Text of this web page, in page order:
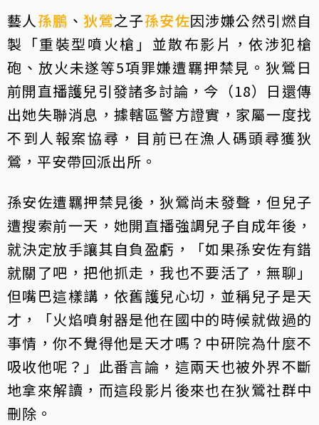
藝人孫鵬 、 狄鶯之子孫安佐因涉嫌公然引燃自
製「重裝型噴火槍」並散布影片，依涉犯槍
砲、放火未遂等5項罪嫌遭羈押禁見。狄鶯日
前開直播護兒引發諸多討論，今（18）日還傳
出她失聯消息，據轄區警方證實，家屬一度找
不到人報案協尋，目前已在漁人碼頭尋獲狄
鶯，平安帶回派出所。
孫安佐遭羈押禁見後，狄鶯尚未發聲，但兒子
遭搜索前一天，她開直播強調兒子自成年後，
就決定放手讓其自負盈虧，「如果孫安佐有錯
就關了吧，把他抓走，我也不要活了，無聊」
但嘴巴這樣講，依舊護兒心切，並稱兒子是天
才，「火焰噴射器是他在國中的時候就做過的
事情，你不覺得他是天才嗎？中研院為什麼不
吸收他呢？」此番言論，這兩天也被外界不斷
地拿來解讀，而這段影片後來也在狄鶯社群中
刪除。